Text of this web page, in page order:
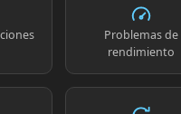
Problemas de
rendimiento